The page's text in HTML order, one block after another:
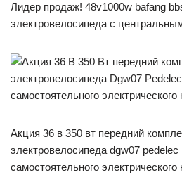
Лидер продаж! 48v1000w bafang
электровелосипеда с
Акция 36 в 350 вт передний
электровелосипеда dgw07
самостоятельного электрического